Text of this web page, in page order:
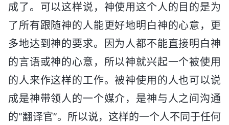
成了。可以这样说，神使用这个人的目的是为
了所有跟随神的人能更好地明白神的心意，更
多地达到神的要求。因为人都不能直接明白神
的言语或神的心意，所以神就兴起一个被使用
的人来作这样的工作。被神使用的人也可以说
成是神带领人的一个媒介，是神与人之间沟通
的“翻译官”。所以说，这样的一个人不同于任何